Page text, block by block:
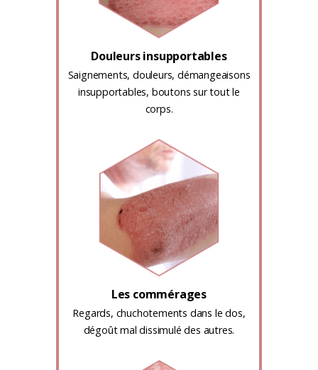
Douleurs insupportables
Saignements, douleurs, démangeaisons
insupportables, boutons sur tout le
corps.
Les commérages
Regards, chuchotements dans le dos,
dégoût mal dissimulé des autres.